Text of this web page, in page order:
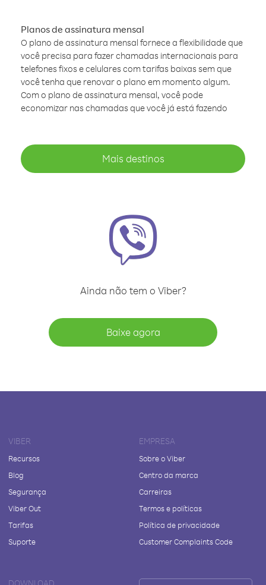
Planos de assinatura mensal
O plano de assinatura mensal fornece a flexibilidade que
você precisa para fazer chamadas internacionais para
telefones fixos e celulares com tarifas baixas sem que
você tenha que renovar o plano em momento algum.
Com o plano de assinatura mensal, você pode
economizar nas chamadas que você já está fazendo
Mais destinos
Ainda não tem o Viber?
Baixe agora
VIBER
Recursos
Blog
Segurança
Viber Out
Tarifas
Suporte
EMPRESA
Sobre o Viber
Centro da marca
Carreiras
Termos e políticas
Política de privacidade
Customer Complaints Code
DOWNLOAD